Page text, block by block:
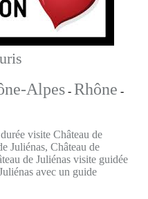
Alpes- Rhône -
visite Château de
Juliénas, Château de
de Juliénas visite guidée
avec un guide